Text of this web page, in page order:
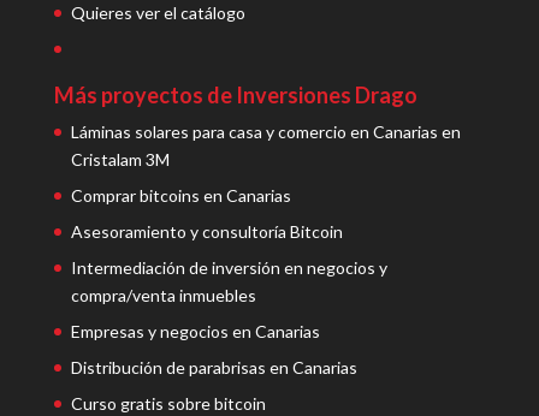
Quieres ver el catálogo
Más proyectos de Inversiones Drago
Láminas solares para casa y comercio en Canarias en
Cristalam 3M
Comprar bitcoins en Canarias
Asesoramiento y consultoría Bitcoin
Intermediación de inversión en negocios y
compra/venta inmuebles
Empresas y negocios en Canarias
Distribución de parabrisas en Canarias
Curso gratis sobre bitcoin